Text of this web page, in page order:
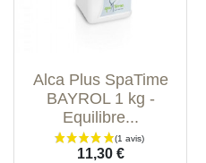
Alca Plus SpaTime
BAYROL 1 kg -
Equilibre...
Prix
11,30 €